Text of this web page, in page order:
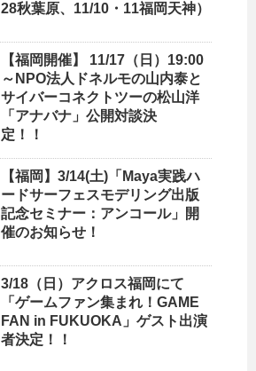
28秋葉原、11/10・11福岡天神）
【福岡開催】 11/17（日）19:00
～NPO法人ドネルモの山内泰と
サイバーコネクトツーの松山洋
「アナバナ」公開対談決
定！！
【福岡】3/14(土)「Maya実践ハ
ードサーフェスモデリング出版
記念セミナー：アンコール」開
催のお知らせ！
3/18（日）アクロス福岡にて
「ゲームファン集まれ！GAME
FAN in FUKUOKA」ゲスト出演
者決定！！